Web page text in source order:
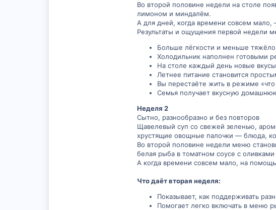
Во второй половине недели на столе
лимоном и миндалём.
А для дней, когда времени совсем
Результаты и ощущения первой недели
Больше лёгкости и меньше
Холодильник наполнен готовыми
На столе каждый день новые
Летнее питание становится
Вы перестаёте жить в режиме «что
Семья получает вкусную
Неделя 2
Сытно, разнообразно и без повторов
Щавелевый суп со свежей зеленью,
хрустящие овощные палочки — блюда,
Во второй половине недели меню
белая рыба в томатном соусе с
А когда времени совсем мало, на
Что даёт вторая неделя:
Показывает, как поддерживать
Помогает легко включать в меню